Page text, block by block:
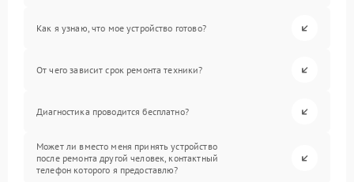
Как я узнаю, что мое устройство готово?
От чего зависит срок ремонта техники?
Диагностика проводится бесплатно?
Может ли вместо меня принять устройство
после ремонта другой человек, контактный
телефон которого я предоставлю?